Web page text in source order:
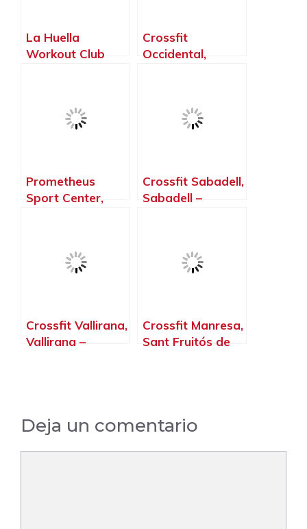
La Huella
Workout Club
Crossfit
Occidental,
Prometheus
Sport Center,
Crossfit Sabadell,
Sabadell –
Crossfit Vallirana,
Vallirana –
Crossfit Manresa,
Sant Fruitós de
Deja un comentario